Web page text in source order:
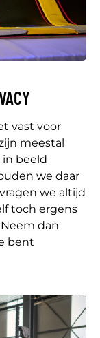
vast voor
meestal
beeld
we daar
we altijd
toch ergens
dan
bent